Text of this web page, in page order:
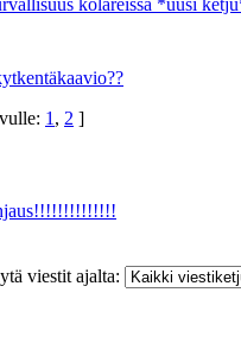
kolareissa *uusi
1, 2 ]
viestit ajalta: